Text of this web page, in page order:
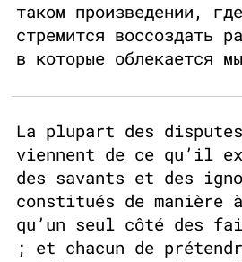
таком произведении,
стремится воссоздать
в которые облекается
La plupart des disputes
viennent de ce qu’il
des savants et des
constitués de manière
qu’un seul côté des
; et chacun de